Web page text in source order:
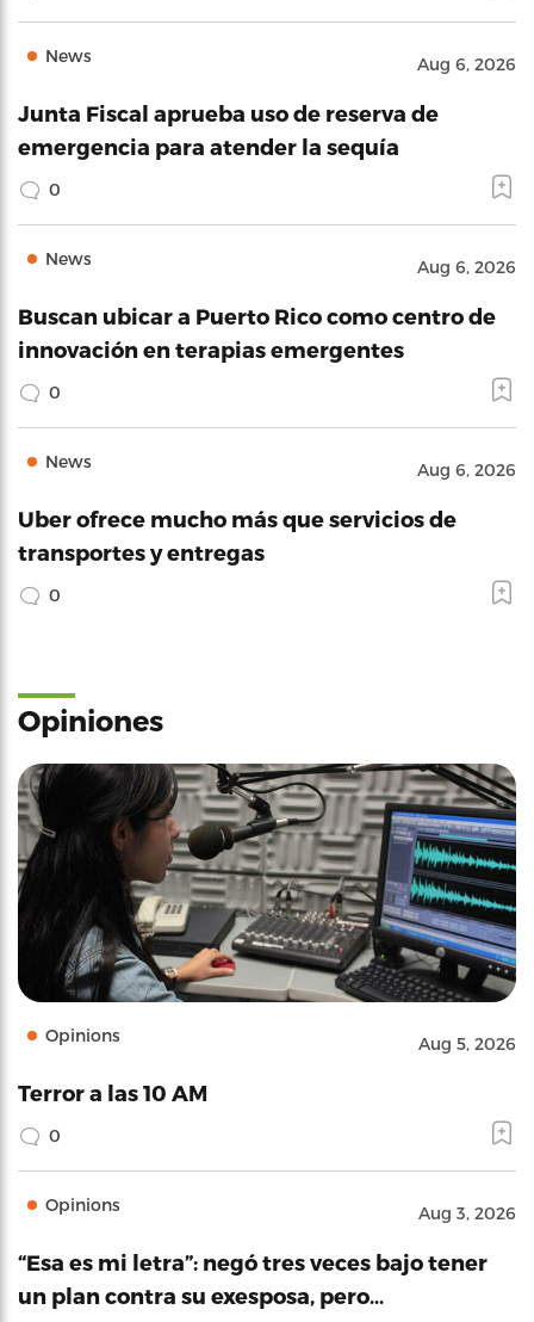
News Aug 6, 2026
Junta Fiscal aprueba uso de reserva de
emergencia para atender la sequía
0
News Aug 6, 2026
Buscan ubicar a Puerto Rico como centro de
innovación en terapias emergentes
0
News Aug 6, 2026
Uber ofrece mucho más que servicios de
transportes y entregas
0
Opiniones
Opinions Aug 5, 2026
Terror a las 10 AM
0
Opinions Aug 3, 2026
“Esa es mi letra”: negó tres veces bajo tener
un plan contra su exesposa, pero…